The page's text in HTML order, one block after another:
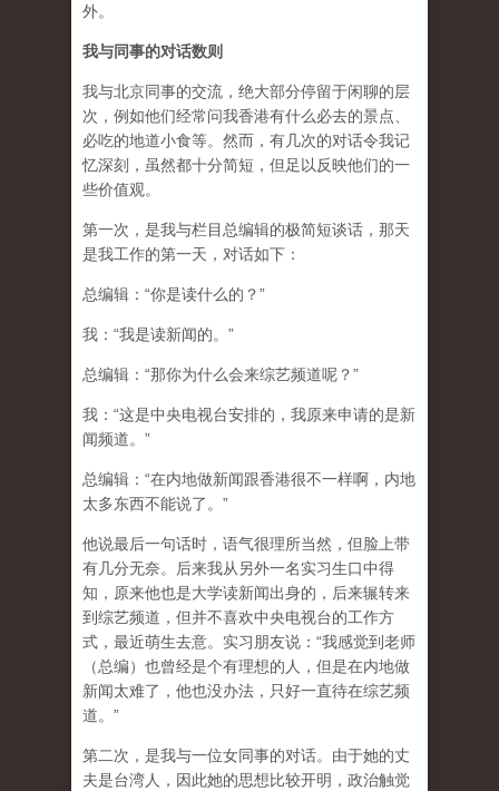
外。
我与同事的对话数则
我与北京同事的交流，绝大部分停留于闲聊的层
次，例如他们经常问我香港有什么必去的景点、
必吃的地道小食等。然而，有几次的对话令我记
忆深刻，虽然都十分简短，但足以反映他们的一
些价值观。
第一次，是我与栏目总编辑的极简短谈话，那天
是我工作的第一天，对话如下：
总编辑：“你是读什么的？”
我：“我是读新闻的。”
总编辑：“那你为什么会来综艺频道呢？”
我：“这是中央电视台安排的，我原来申请的是新
闻频道。”
总编辑：“在内地做新闻跟香港很不一样啊，内地
太多东西不能说了。”
他说最后一句话时，语气很理所当然，但脸上带
有几分无奈。后来我从另外一名实习生口中得
知，原来他也是大学读新闻出身的，后来辗转来
到综艺频道，但并不喜欢中央电视台的工作方
式，最近萌生去意。实习朋友说：“我感觉到老师
（总编）也曾经是个有理想的人，但是在内地做
新闻太难了，他也没办法，只好一直待在综艺频
道。”
第二次，是我与一位女同事的对话。由于她的丈
夫是台湾人，因此她的思想比较开明，政治触觉